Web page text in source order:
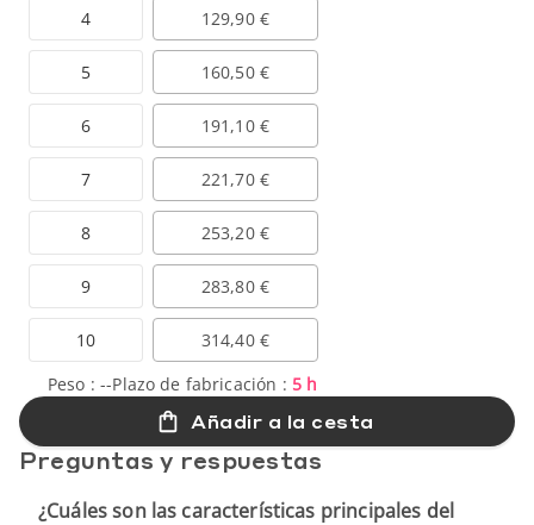
4
5
6
7
8
9
10
129,90 €
160,50 €
191,10 €
221,70 €
253,20 €
283,80 €
314,40 €
Peso :--Plazo de fabricación : 5 h
Añadir a la cesta
Preguntas y respuestas
¿Cuáles son las características principales del